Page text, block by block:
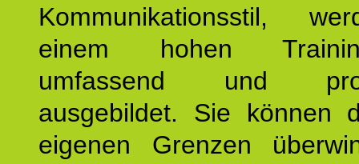
Kommunikationsstil,
einem hohen
umfassend und
ausgebildet. Sie können
eigenen Grenzen